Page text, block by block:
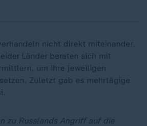
nicht direkt miteinander.
Länder beraten sich mit
um ihre jeweiligen
Zuletzt gab es mehrtägige
zu Russlands Angriff auf die